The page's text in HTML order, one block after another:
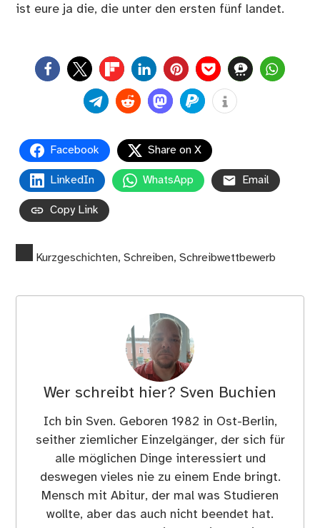
ist eure ja die, die unter den ersten fünf landet.
0
Facebook Share on X
LinkedIn WhatsApp Email
Copy Link
Kurzgeschichten,Schreiben,Schreibwettbewerb
Wer schreibt hier? Sven Buchien
Ich bin Sven. Geboren 1982 in Ost-Berlin,
seither ziemlicher Einzelgänger, der sich für
alle möglichen Dinge interessiert und
deswegen vieles nie zu einem Ende bringt.
Mensch mit Abitur, der mal was Studieren
wollte, aber das auch nicht beendet hat.